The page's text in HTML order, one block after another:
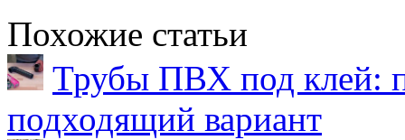
Похожие статьи
Трубы ПВХ под клей:
подходящий вариант